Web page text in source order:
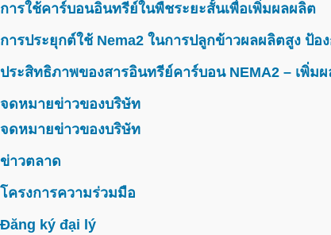
การใช้คาร์บอนอินทรีย์ในพืชระยะสั้นเพื่อเพิ่มผลผลิต
การประยุกต์ใช้ Nema2 ในการปลูกข้าวผลผลิตสูง ป้อ
ประสิทธิภาพของสารอินทรีย์คาร์บอน NEMA2 – เพิ่
จดหมายข่าวของบริษัท
จดหมายข่าวของบริษัท
ข่าวตลาด
โครงการความร่วมมือ
Đăng ký đại lý